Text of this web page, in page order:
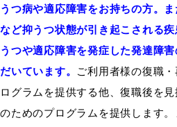
うつ病や適応障害をお持ちの方。
など抑うつ状態が引き起こされる疾
うつや適応障害を発症した発達障
だいています。
ご利用者様の復職・
ログラムを提供する他、復職後を
のためのプログラムを提供します。